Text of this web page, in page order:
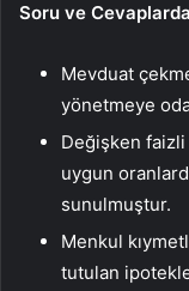
Soru ve
Mevduat
yönetmeye
Değişken faizli
uygun
sunulmuştur.
Menkul
tutulan